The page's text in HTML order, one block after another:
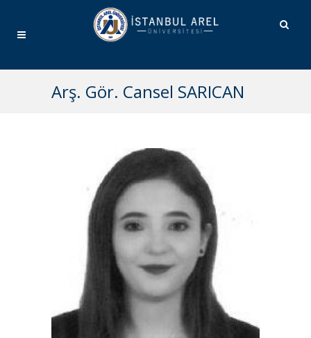
Arş. Gör. Cansel SARICAN